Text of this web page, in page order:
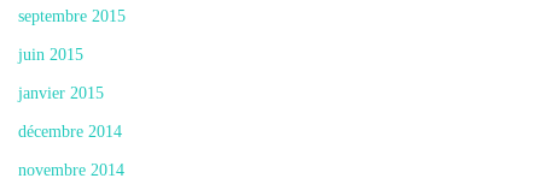
septembre 2015
juin 2015
janvier 2015
décembre 2014
novembre 2014